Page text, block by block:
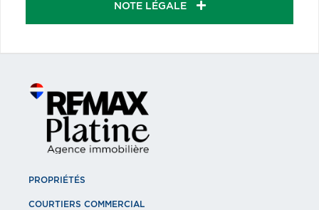
NOTE LÉGALE
PROPRIÉTÉS
COURTIERS COMMERCIAL